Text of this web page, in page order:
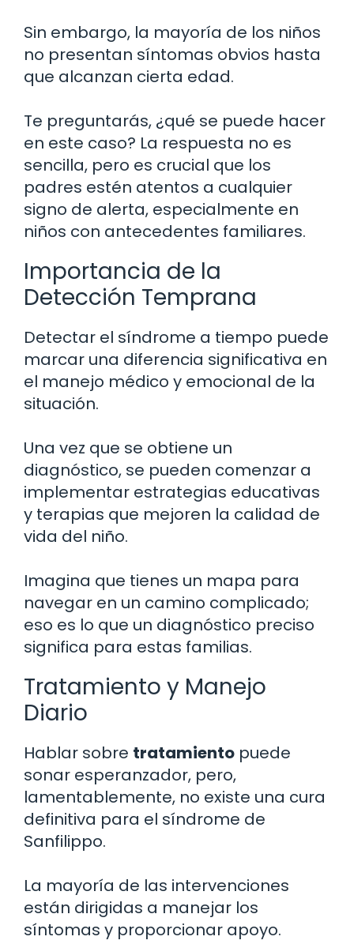
Sin embargo, la mayoría de los niños
no presentan síntomas obvios hasta
que alcanzan cierta edad.
Te preguntarás, ¿qué se puede hacer
en este caso? La respuesta no es
sencilla, pero es crucial que los
padres estén atentos a cualquier
signo de alerta, especialmente en
niños con antecedentes familiares.
Importancia de la
Detección Temprana
Detectar el síndrome a tiempo puede
marcar una diferencia significativa en
el manejo médico y emocional de la
situación.
Una vez que se obtiene un
diagnóstico, se pueden comenzar a
implementar estrategias educativas
y terapias que mejoren la calidad de
vida del niño.
Imagina que tienes un mapa para
navegar en un camino complicado;
eso es lo que un diagnóstico preciso
significa para estas familias.
Tratamiento y Manejo
Diario
Hablar sobre tratamiento puede
sonar esperanzador, pero,
lamentablemente, no existe una cura
definitiva para el síndrome de
Sanfilippo.
La mayoría de las intervenciones
están dirigidas a manejar los
síntomas y proporcionar apoyo.